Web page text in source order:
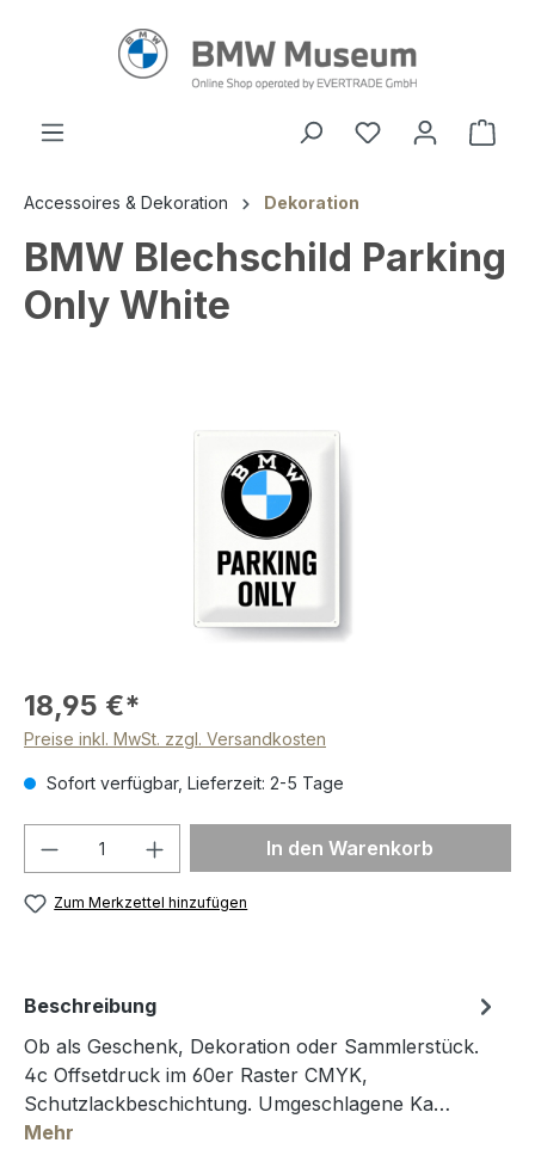
Accessoires & Dekoration Dekoration
BMW Blechschild Parking
Only White
18,95 €*
Preise inkl. MwSt. zzgl. Versandkosten
Sofort verfügbar, Lieferzeit: 2-5 Tage
Produkt Anzahl: Gib denIn den Warenkorb
Zum Merkzettel hinzufügen
Beschreibung
Ob als Geschenk, Dekoration oder Sammlerstück.
4c Offsetdruck im 60er Raster CMYK,
Schutzlackbeschichtung. Umgeschlagene Ka…
Mehr